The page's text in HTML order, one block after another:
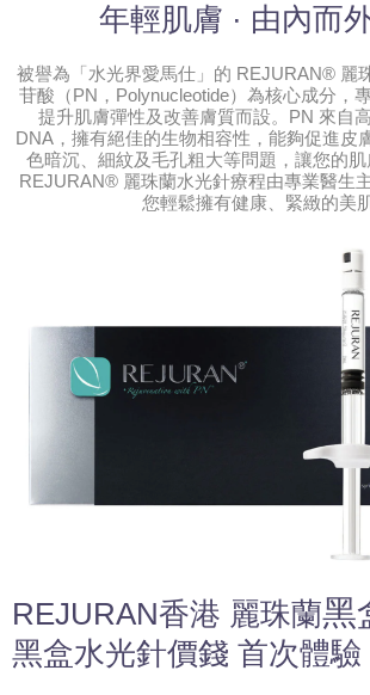
年輕肌膚 · 由內而
被譽為「水光界愛馬仕」的 REJURAN® 麗
苷酸（PN，Polynucleotide）為核心成分，
提升肌膚彈性及改善膚質而設。PN 來自
DNA，擁有絕佳的生物相容性，能夠促進皮
色暗沉、細紋及毛孔粗大等問題，讓您的肌
REJURAN® 麗珠蘭水光針療程由專業醫生
您輕鬆擁有健康、緊緻的美
REJURAN香港 麗珠蘭黑
黑盒水光針價錢 首次體驗